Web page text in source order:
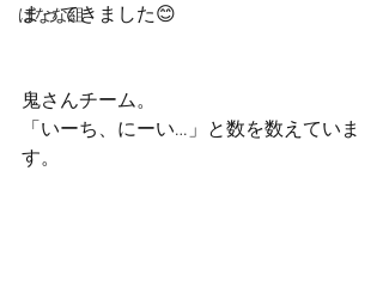
ばなな組
まってきました😊
鬼さんチーム。
「いーち、にーい…」と数を数えていま
す。